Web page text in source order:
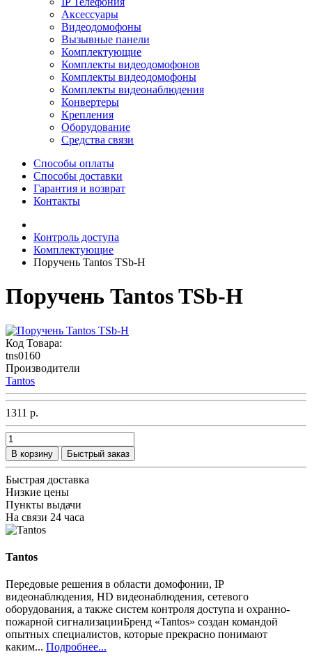
Аксессуары
Видеодомофоны
Вызывные панели
Комплектующие
Комплекты видеодомофонов
Комплекты видеодомофоны
Комплекты видеонаблюдения
Конвертеры
Крепления
Оборудование
Средства связи
Способы оплаты
Способы доставки
Гарантия и возврат
Контакты
Контроль доступа
Комплектующие
Поручень Tantos TSb-H
Поручень Tantos TSb-H
Код Товара:
tns0160
Производители
Tantos
1311 р.
В корзину Быстрый заказ
Быстрая доставка
Низкие цены
Пункты выдачи
На связи 24 часа
Tantos
Передовые решения в области домофонии, IP
видеонаблюдения, HD видеонаблюдения, сетевого
оборудования, а также систем контроля доступа и охранно-
пожарной сигнализацииБренд «Tantos» создан командой
опытных специалистов, которые прекрасно понимают
каким... Подробнее...